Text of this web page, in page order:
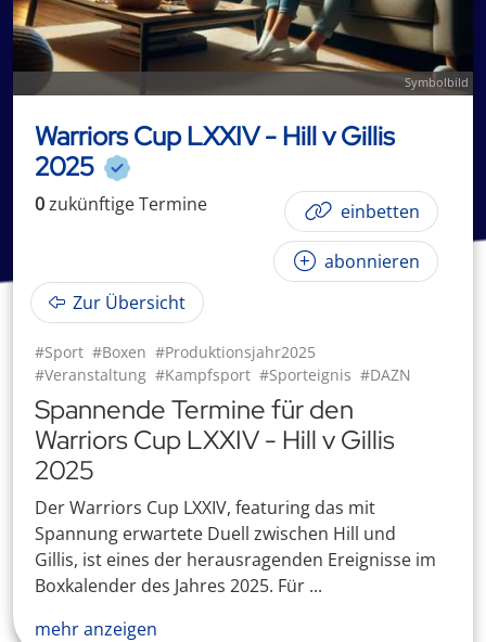
Symbolbild
Warriors Cup LXXIV - Hill v Gillis
2025
0zukünftigeTermine einbetten
abonnieren
Zur Übersicht
#Sport #Boxen #Produktionsjahr2025
#Veranstaltung #Kampfsport #Sporteignis #DAZN
Spannende Termine für den
Warriors Cup LXXIV - Hill v Gillis
2025
Der Warriors Cup LXXIV, featuring das mit
Spannung erwartete Duell zwischen Hill und
Gillis, ist eines der herausragenden Ereignisse im
Boxkalender des Jahres 2025. Für ...
mehr anzeigen